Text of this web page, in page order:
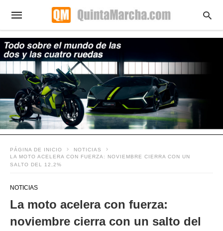
PÁGINA DE INICIO
NOTICIAS
LA MOTO ACELERA CON FUERZA: NOVIEMBRE CIERRA CON UN
SALTO DEL 12,2%
NOTICIAS
La moto acelera con fuerza:
noviembre cierra con un salto del